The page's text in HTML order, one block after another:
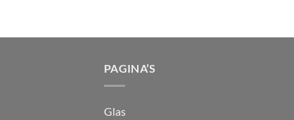
PAGINA’S
Glas